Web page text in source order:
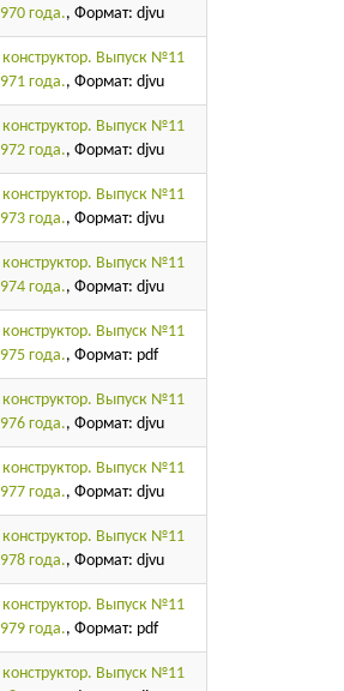
года., Формат: djvu
Выпуск №11
года., Формат: djvu
Выпуск №11
года., Формат: djvu
Выпуск №11
года., Формат: djvu
Выпуск №11
года., Формат: djvu
Выпуск №11
года., Формат: pdf
Выпуск №11
года., Формат: djvu
Выпуск №11
года., Формат: djvu
Выпуск №11
года., Формат: djvu
Выпуск №11
года., Формат: pdf
Выпуск №11